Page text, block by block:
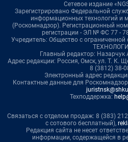
Сетевое издание
Зарегистрировано Федеральной
информационных технологий и
(Роскомнадзор). Регистрационный
регистрации - ЭЛ № ФС 77 -
Учредитель: Общество с
Главный редактор: Назарчук
Адрес редакции: Россия, Омск, ул. Т. К.
8 (3812) 38-
Электронный адрес
Контактные данные для
Техподдержка:
Связаться с отделом продаж: 8 (383)
с сотового бесплатный),
Редакция сайта не несет
информации, содержащейся в